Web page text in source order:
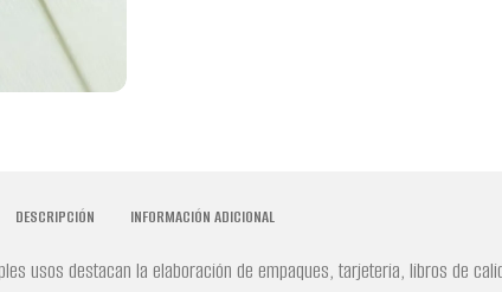
DESCRIPCIÓN INFORMACIÓN ADICIONAL
usos destacan la elaboración de empaques, tarjeteria, libros de